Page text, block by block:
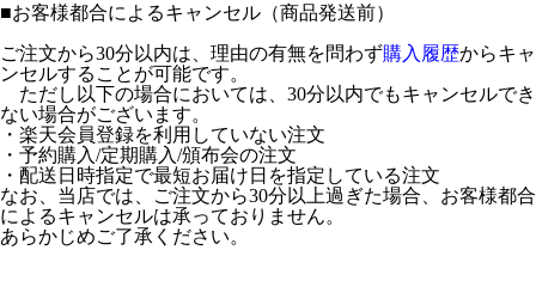
■お客様都合によるキャンセル（商品発送前）
ご注文から30分以内は、理由の有無を問わず購入履歴からキャ
ンセルすることが可能です。
ただし以下の場合においては、30分以内でもキャンセルでき
ない場合がございます。
・楽天会員登録を利用していない注文
・予約購入/定期購入/頒布会の注文
・配送日時指定で最短お届け日を指定している注文
なお、当店では、ご注文から30分以上過ぎた場合、お客様都合
によるキャンセルは承っておりません。
あらかじめご了承ください。